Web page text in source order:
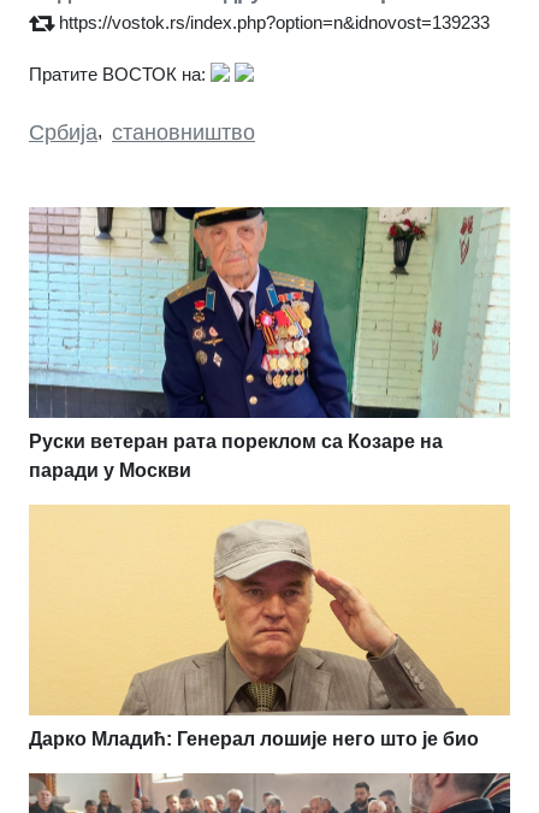
https://vostok.rs/index.php?option=n&idnovost=139233
Пратите ВОСТОК на:
Србија, становништво
Руски ветеран рата пореклом са Козаре на
паради у Москви
Дарко Младић: Генерал лошије него што је био